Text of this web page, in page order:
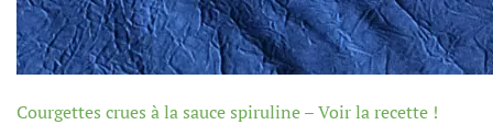
Courgettes crues à la sauce spiruline – Voir la recette !